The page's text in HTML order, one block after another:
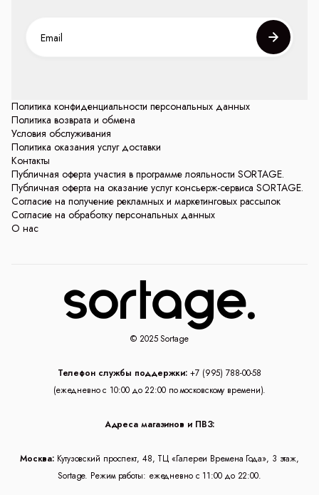
Политика конфиденциальности персональных данных
Политика возврата и обмена
Условия обслуживания
Политика оказания услуг доставки
Контакты
Публичная оферта участия в программе лояльности SORTAGE.
Публичная оферта на оказание услуг консьерж-сервиса SORTAGE.
Согласие на получение рекламных и маркетинговых рассылок
Согласие на обработку персональных данных
О нас
© 2025 Sortage
Телефон службы поддержки: +7 (995) 788-00-58
(ежедневно с 10:00 до 22:00 по московскому времени).
Адреса магазинов и ПВЗ:
Москва: Кутузовский проспект, 48, ТЦ «Галереи Времена Года», 3 этаж,
Sortage. Режим работы: ежедневно с 11:00 до 22:00.